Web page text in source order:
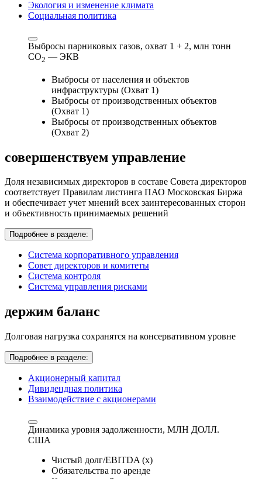
Экология и изменение климата
Социальная политика
Выбросы парниковых газов, охват 1 + 2, млн тонн
СО2 — ЭКВ
Выбросы от населения и объектов
инфраструктуры (Охват 1)
Выбросы от производственных объектов
(Охват 1)
Выбросы от производственных объектов
(Охват 2)
совершенствуем управление
Доля независимых директоров в составе Совета директоров
соответствует Правилам листинга ПАО Московская Биржа
и обеспечивает учет мнений всех заинтересованных сторон
и объективность принимаемых решений
Подробнее в разделе:
Система корпоративного управления
Совет директоров и комитеты
Система контроля
Система управления рисками
держим баланс
Долговая нагрузка сохранятся на консервативном уровне
Подробнее в разделе:
Акционерный капитал
Дивидендная политика
Взаимодействие с акционерами
Динамика уровня задолженности, МЛН ДОЛЛ.
США
Чистый долг/EBITDA (x)
Обязательства по аренде